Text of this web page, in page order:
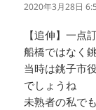
2020年3月28日
【追伸】一点
船橋ではなく
当時は銚子市
でしょうね
未熟者の私で